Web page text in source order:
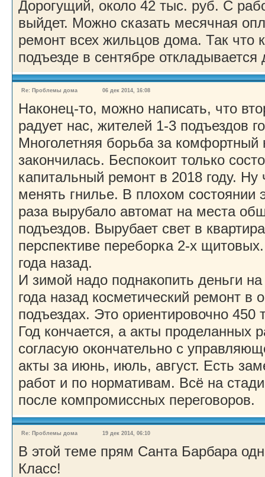
Дорогущий, около 42 тыс. руб. С
выйдет. Можно сказать месячная
ремонт всех жильцов дома. Так что
подъезде в сентябре
Re: Проблемы дома 06 дек 2014, 16:08
Наконец-то, можно написать, что
радует нас, жителей 1-3 подъездов
Многолетняя борьба за комфортный
закончилась. Беспокоит только
капитальный ремонт в 2018 году.
менять гнилье. В плохом состоянии
раза вырубало автомат на места
подъездов. Вырубает свет в
перспективе переборка 2-х
года назад.
И зимой надо поднакопить деньги
года назад косметический ремонт в
подъездах. Это ориентировочно 450
Год кончается, а акты проделанных
согласую окончательно с
акты за июнь, июль, август. Есть
работ и по нормативам. Всё на
после компромиссных переговоров.
Re: Проблемы дома 19 дек 2014, 06:10
В этой теме прям Санта Барбара
Класс!